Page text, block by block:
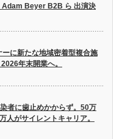
Adam Beyer B2B ら 出演決
に新たな地域密着型複合施
年末開業へ。
者に歯止めかからず。50万
人がサイレントキャリア。